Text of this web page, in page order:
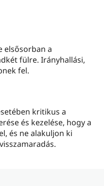
elsősorban a
fülre. Irányhallási,
fel.
kritikus a
és kezelése, hogy a
és ne alakuljon ki